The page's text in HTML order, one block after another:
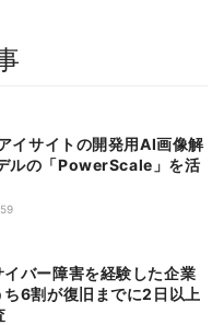
イサイトの開発用AI画像解
ルの「PowerScale」を活
バー障害を経験した企業
ち6割が復旧までに2日以上